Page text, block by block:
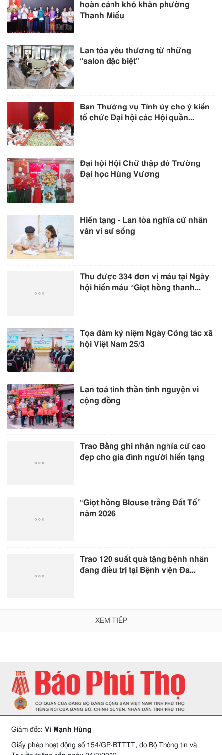
hoàn cảnh khó khăn phường
Thanh Miếu
Lan tỏa yêu thương từ những
“salon đặc biệt”
Ban Thường vụ Tỉnh ủy cho ý kiến
tổ chức Đại hội các Hội quần...
Đại hội Hội Chữ thập đỏ Trường
Đại học Hùng Vương
Hiến tạng - Lan tỏa nghĩa cử nhân
văn vì sự sống
Thu được 334 đơn vị máu tại Ngày
hội hiến máu “Giọt hồng thanh...
Tọa đàm kỷ niệm Ngày Công tác xã
hội Việt Nam 25/3
Lan toả tinh thần tình nguyện vì
cộng đồng
Trao Bằng ghi nhận nghĩa cử cao
đẹp cho gia đình người hiến tạng
“Giọt hồng Blouse trắng Đất Tổ”
năm 2026
Trao 120 suất quà tặng bệnh nhân
đang điều trị tại Bệnh viện Đa...
XEM TIẾP
Giám đốc: Vi Mạnh Hùng
Giấy phép hoạt động số 154/GP-BTTTT, do Bộ Thông tin và